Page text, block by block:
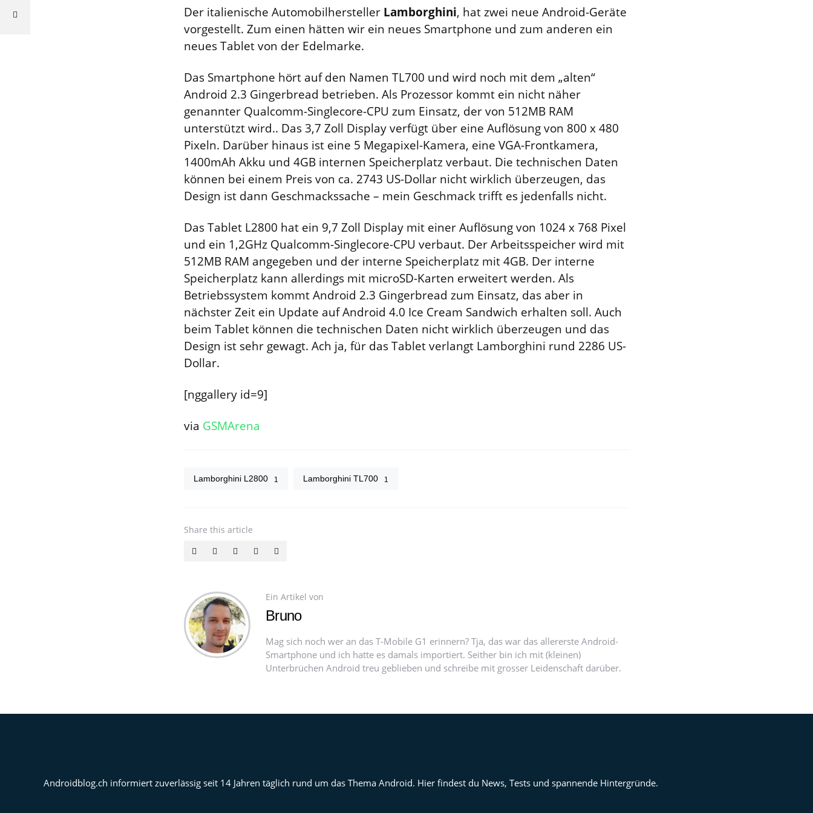
Der italienische Automobilhersteller Lamborghini, hat zwei neue Android-Geräte
vorgestellt. Zum einen hätten wir ein neues Smartphone und zum anderen ein
neues Tablet von der Edelmarke.
Das Smartphone hört auf den Namen TL700 und wird noch mit dem „alten“
Android 2.3 Gingerbread betrieben. Als Prozessor kommt ein nicht näher
genannter Qualcomm-Singlecore-CPU zum Einsatz, der von 512MB RAM
unterstützt wird.. Das 3,7 Zoll Display verfügt über eine Auflösung von 800 x 480
Pixeln. Darüber hinaus ist eine 5 Megapixel-Kamera, eine VGA-Frontkamera,
1400mAh Akku und 4GB internen Speicherplatz verbaut. Die technischen Daten
können bei einem Preis von ca. 2743 US-Dollar nicht wirklich überzeugen, das
Design ist dann Geschmackssache – mein Geschmack trifft es jedenfalls nicht.
Das Tablet L2800 hat ein 9,7 Zoll Display mit einer Auflösung von 1024 x 768 Pixel
und ein 1,2GHz Qualcomm-Singlecore-CPU verbaut. Der Arbeitsspeicher wird mit
512MB RAM angegeben und der interne Speicherplatz mit 4GB. Der interne
Speicherplatz kann allerdings mit microSD-Karten erweitert werden. Als
Betriebssystem kommt Android 2.3 Gingerbread zum Einsatz, das aber in
nächster Zeit ein Update auf Android 4.0 Ice Cream Sandwich erhalten soll. Auch
beim Tablet können die technischen Daten nicht wirklich überzeugen und das
Design ist sehr gewagt. Ach ja, für das Tablet verlangt Lamborghini rund 2286 US-
Dollar.
[nggallery id=9]
via GSMArena
Lamborghini L2800 1 Lamborghini TL700 1
Share this article
Ein Artikel von
Bruno
Mag sich noch wer an das T-Mobile G1 erinnern? Tja, das war das allererste Android-
Smartphone und ich hatte es damals importiert. Seither bin ich mit (kleinen)
Unterbrüchen Android treu geblieben und schreibe mit grosser Leidenschaft darüber.
Androidblog.ch informiert zuverlässig seit 14 Jahren täglich rund um das Thema Android. Hier findest du News, Tests und spannende Hintergründe.